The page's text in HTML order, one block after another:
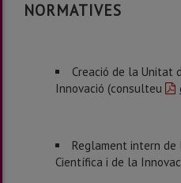
NORMATIVES
Creació de la Unitat
Innovació (consulteu
Reglament intern
Científica i de la